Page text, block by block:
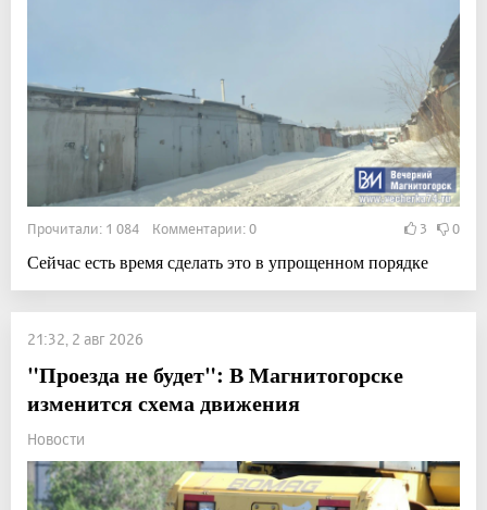
Прочитали: 1 084 Комментарии: 0 3 0
Сейчас есть время сделать это в упрощенном порядке
21:32, 2 авг 2026
"Проезда не будет": В Магнитогорске
изменится схема движения
Новости